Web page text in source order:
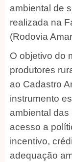
ambiental de
realizada na
(Rodovia
O objetivo do
produtores
ao Cadastro
instrumento
ambiental das
acesso a
incentivo,
adequação